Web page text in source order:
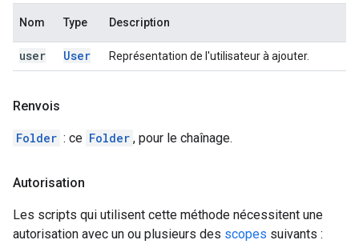
Nom Type Description
user User Représentation de l'utilisateur à ajouter.
Renvois
Folder : ce Folder , pour le chaînage.
Autorisation
Les scripts qui utilisent cette méthode nécessitent une
autorisation avec un ou plusieurs des scopes suivants :